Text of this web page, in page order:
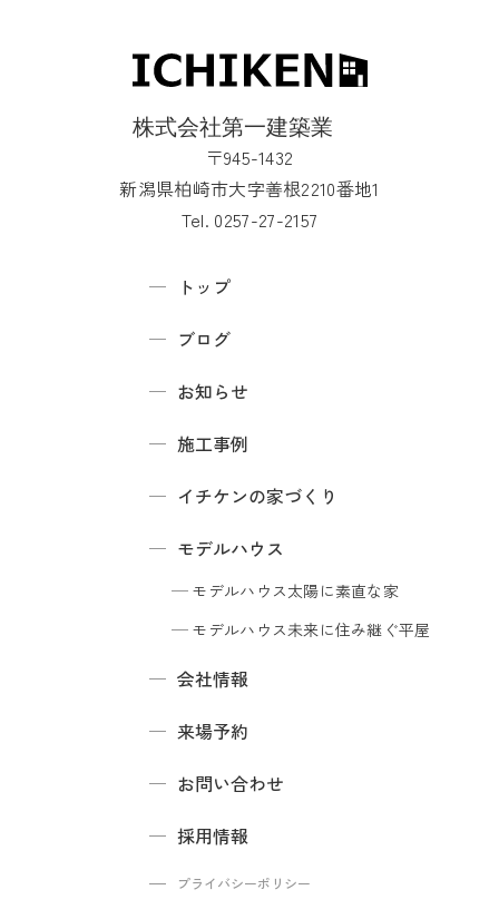
〒945-1432
新潟県柏崎市大字善根2210番地1
Tel. 0257-27-2157
トップ
ブログ
お知らせ
施工事例
イチケンの家づくり
モデルハウス
モデルハウス太陽に素直な家
モデルハウス未来に住み継ぐ平屋
会社情報
来場予約
お問い合わせ
採用情報
プライバシーポリシー